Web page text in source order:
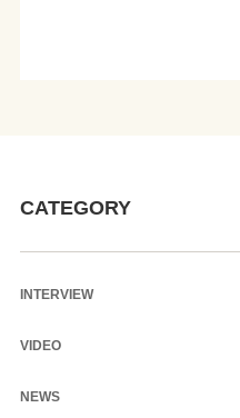
CATEGORY
INTERVIEW
VIDEO
NEWS